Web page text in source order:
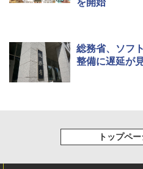
を開始
総務省、ソフ
整備に遅延が
トップペ